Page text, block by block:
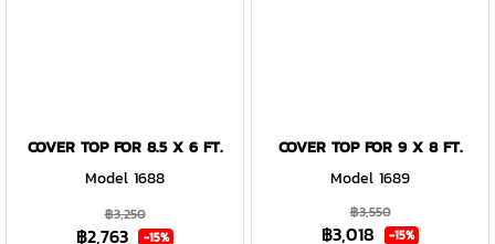
COVER TOP FOR 8.5 X 6 FT.
Model 1688
฿3,250
฿2,763 -15%
COVER TOP FOR 9 X 8 FT.
Model 1689
฿3,550
฿3,018 -15%